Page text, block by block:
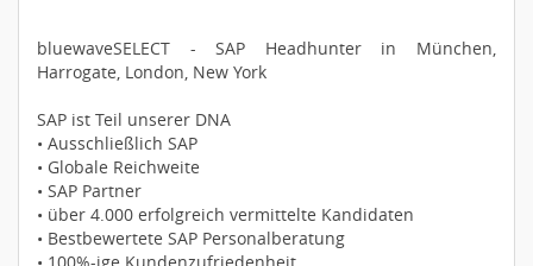
bluewaveSELECT - SAP Headhunter in München,
Harrogate, London, New York
SAP ist Teil unserer DNA
• Ausschließlich SAP
• Globale Reichweite
• SAP Partner
• über 4.000 erfolgreich vermittelte Kandidaten
• Bestbewertete SAP Personalberatung